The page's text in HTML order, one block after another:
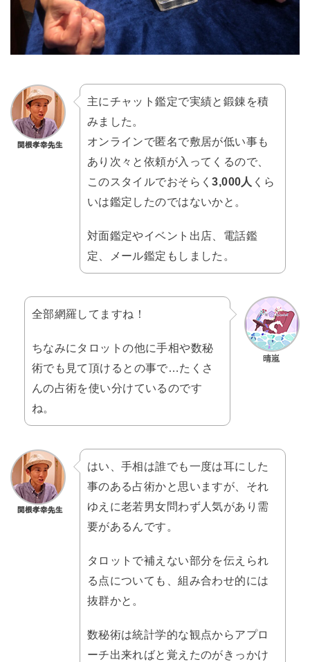
主にチャット鑑定で実績と鍛錬を積
みました。
オンラインで匿名で敷居が低い事も
あり次々と依頼が入ってくるので、
このスタイルでおそらく3,000人 くら
いは鑑定したのではないかと。
対面鑑定やイベント出店、電話鑑
定、メール鑑定もしました。
全部網羅してますね！
ちなみにタロットの他に手相や数秘
術でも見て頂けるとの事で…たくさ
んの占術を使い分けているのです
ね。
はい、手相は誰でも一度は耳にした
事のある占術かと思いますが、それ
ゆえに老若男女問わず人気があり需
要があるんです。
タロットで補えない部分を伝えられ
る点についても、組み合わせ的には
抜群かと。
数秘術は統計学的な観点からアプロ
ーチ出来ればと覚えたのがきっかけ